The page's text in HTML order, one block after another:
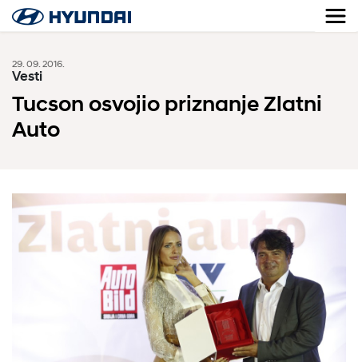
29. 09. 2016.
Vesti
Tucson osvojio priznanje Zlatni
Auto